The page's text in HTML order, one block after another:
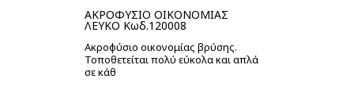
ΑΚΡΟΦΥΣΙΟ ΟΙΚΟΝΟΜΙΑΣ
ΛΕΥΚΟ Κωδ.120008
Ακροφύσιο οικονομίας βρύσης.
Τοποθετείται πολύ εύκολα και απλά
σε κάθ